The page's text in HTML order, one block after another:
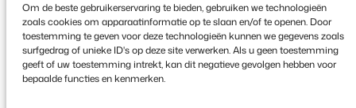
Om de beste gebruikerservaring te bieden, gebruiken we technologieën
zoals cookies om apparaatinformatie op te slaan en/of te openen. Door
toestemming te geven voor deze technologieën kunnen we gegevens zoals
surfgedrag of unieke ID's op deze site verwerken. Als u geen toestemming
geeft of uw toestemming intrekt, kan dit negatieve gevolgen hebben voor
bepaalde functies en kenmerken.
Copyright © 2026 FooEvents. Alle rechten
voorbehouden.